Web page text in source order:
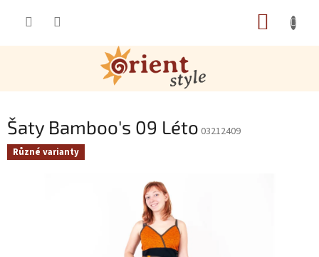
Šaty Bamboo's 09 Léto 03212409
Různé varianty